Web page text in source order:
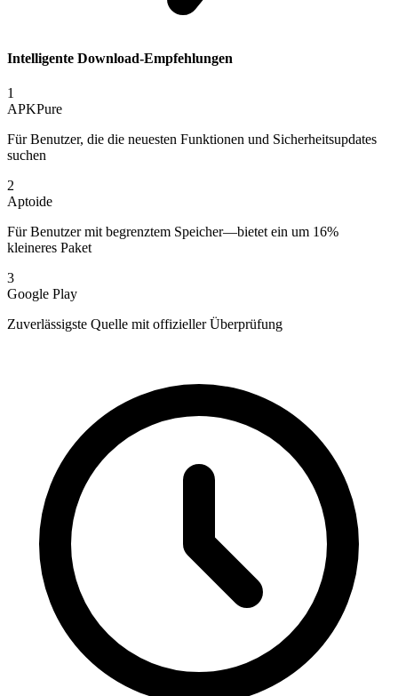
Intelligente Download-Empfehlungen
1
APKPure
Für Benutzer, die die neuesten Funktionen und Sicherheitsupdates
suchen
2
Aptoide
Für Benutzer mit begrenztem Speicher—bietet ein um 16%
kleineres Paket
3
Google Play
Zuverlässigste Quelle mit offizieller Überprüfung